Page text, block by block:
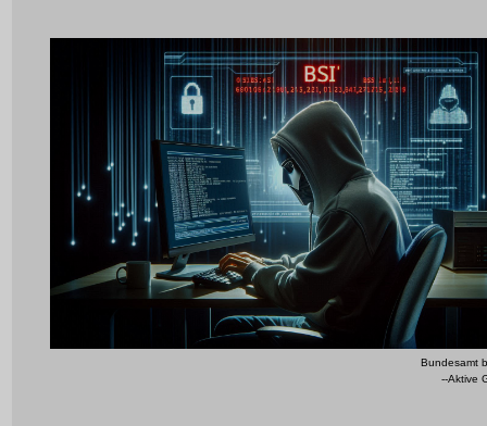
Bundesamt
--Aktive